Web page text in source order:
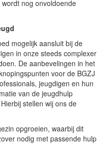
nog onvoldoende
mogelijk aansluit bij de
in onze steeds complexer
De aanbevelingen in het
voor de BGZJ
jeugdigen en hun
van de jeugdhulp
stellen wij ons de
opgroeien, waarbij dit
nodig met passende hulp